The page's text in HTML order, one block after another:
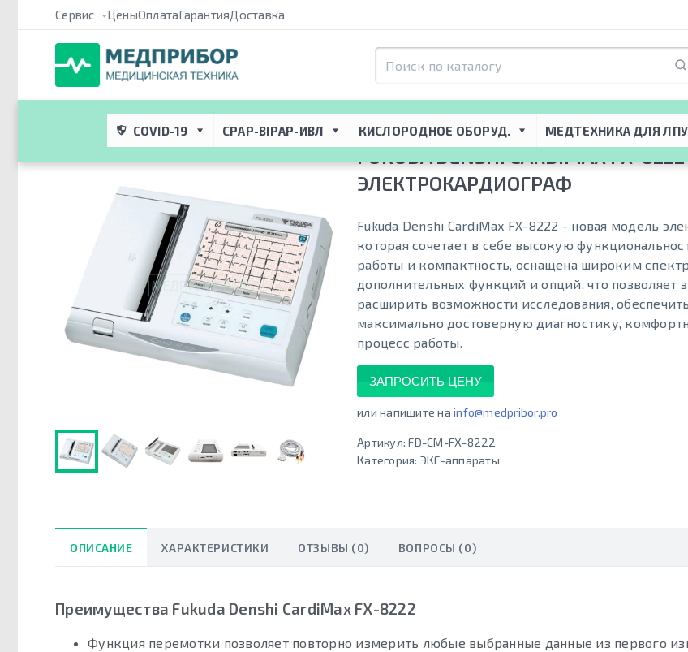
Сервис ЦеныОплатаГарантияДоставка
COVID-19 CPAP-BIPAP-ИВЛ КИСЛОРОДНОЕ ОБОРУД. МЕДТЕХНИКА ДЛЯ ЛПУ
8222 - электрокардиограф
FUKUDA DENSHI CARDIMAX FX-
ЭЛЕКТРОКАРДИОГРАФ
Fukuda Denshi CardiMax FX-8222 - новая модель
которая сочетает в себе высокую
работы и компактность, оснащена широким
дополнительных функций и опций, что позволяет
расширить возможности исследования,
максимально достоверную диагностику,
процесс работы.
ЗАПРОСИТЬ ЦЕНУ
или напишите наinfo@medpribor.pro
Артикул:FD-CM-FX-8222
Категория: ЭКГ-аппараты
ОПИСАНИЕ ХАРАКТЕРИСТИКИ ОТЗЫВЫ (0) ВОПРОСЫ (0)
Преимущества Fukuda Denshi CardiMax FX-8222
Функция перемотки позволяет повторно измерить любые выбранные данные из первого